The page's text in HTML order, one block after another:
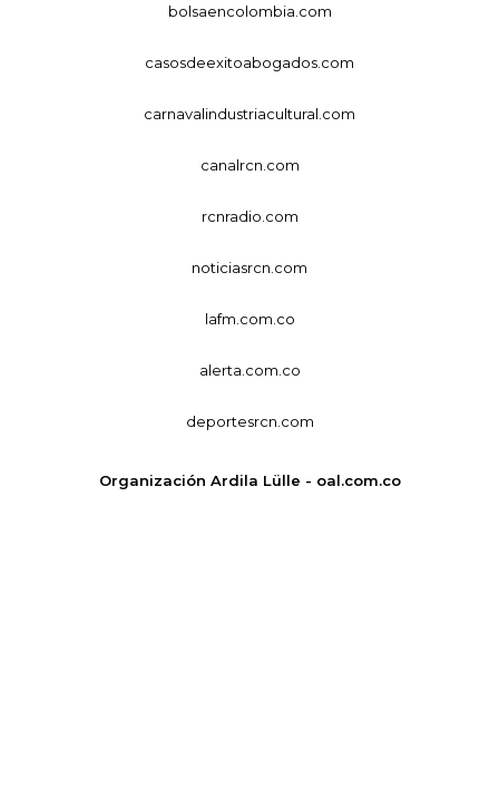
bolsaencolombia.com
casosdeexitoabogados.com
carnavalindustriacultural.com
canalrcn.com
rcnradio.com
noticiasrcn.com
lafm.com.co
alerta.com.co
deportesrcn.com
Organización Ardila Lülle - oal.com.co